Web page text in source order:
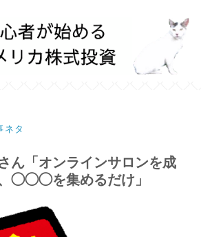
ネタ
ん「オンラインサロンを成
◯◯◯を集めるだけ」